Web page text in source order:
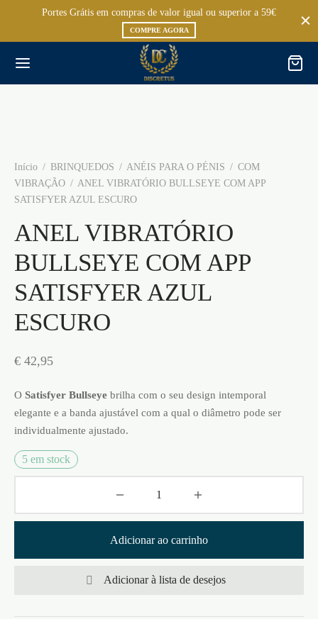
Portes Grátis em compras de valor igual ou superior a 59€
COMPRE AGORA
Início / BRINQUEDOS / ANÉIS PARA O PÉNIS / COM
VIBRAÇÃO / ANEL VIBRATÓRIO BULLSEYE COM APP
SATISFYER AZUL ESCURO
ANEL VIBRATÓRIO
BULLSEYE COM APP
SATISFYER AZUL
ESCURO
€ 42,95
O Satisfyer Bullseye brilha com o seu design intemporal
elegante e a banda ajustável com a qual o diâmetro pode ser
individualmente ajustado.
5 em stock
Adicionar ao carrinho
Adicionar à lista de desejos